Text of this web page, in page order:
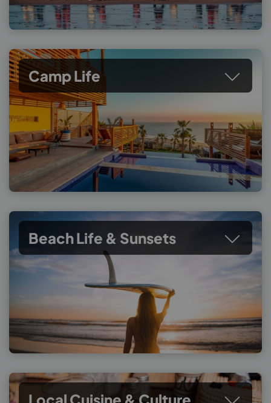
Camp Life
Beach Life & Sunsets
Local Cuisine & Culture